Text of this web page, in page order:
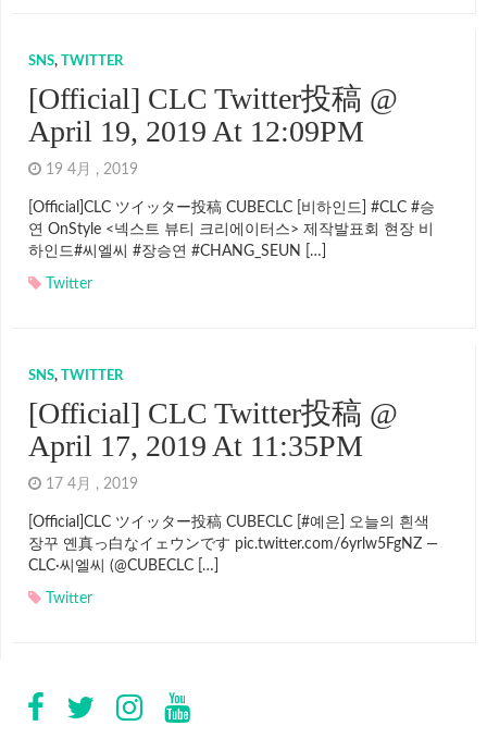
SNS, TWITTER
[Official] CLC Twitter投稿 @
April 19, 2019 At 12:09PM
19 4月 , 2019
[Official]CLC ツイッター投稿 CUBECLC [비하인드] #CLC #승
연 OnStyle <넥스트 뷰티 크리에이터스> 제작발표회 현장 비
하인드#씨엘씨 #장승연 #CHANG_SEUN […]
Twitter
SNS, TWITTER
[Official] CLC Twitter投稿 @
April 17, 2019 At 11:35PM
17 4月 , 2019
[Official]CLC ツイッター投稿 CUBECLC [#예은] 오늘의 흰색
장꾸 옌真っ白なイェウンです pic.twitter.com/6yrlw5FgNZ —
CLC·씨엘씨 (@CUBECLC […]
Twitter